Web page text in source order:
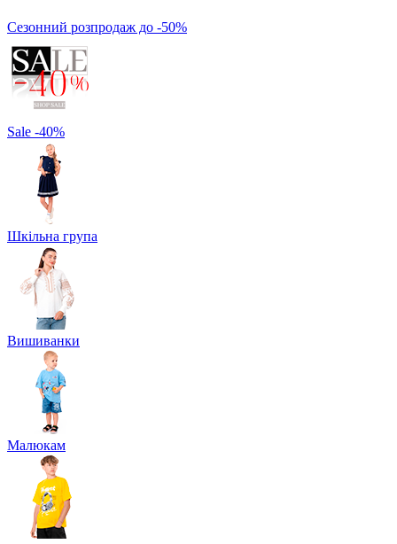
Сезонний розпродаж до -50%
Sale -40%
Шкільна група
Вишиванки
Малюкам